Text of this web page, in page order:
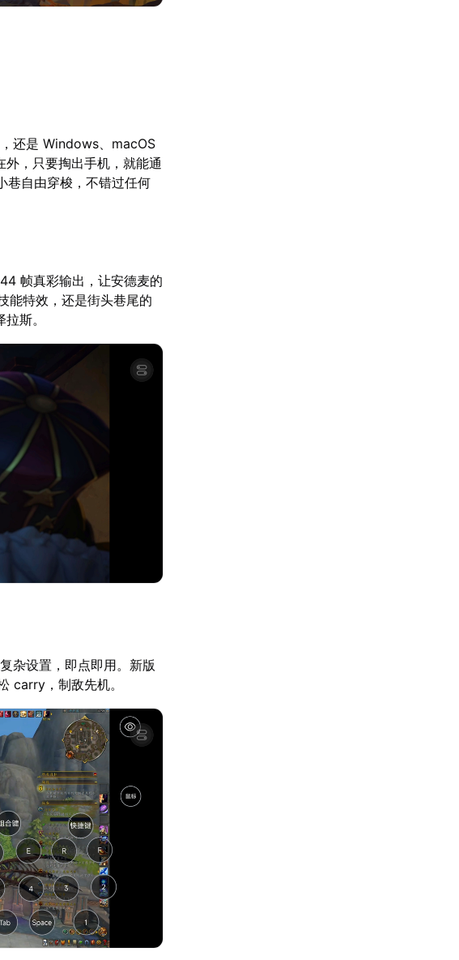
还是 Windows、macOS
，只要掏出手机，就能通
巷自由穿梭，不错过任何
帧真彩输出，让安德麦的
能特效，还是街头巷尾的
斯。
杂设置，即点即用。新版
carry，制敌先机。